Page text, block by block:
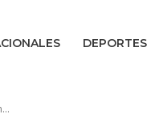
DEPORTES